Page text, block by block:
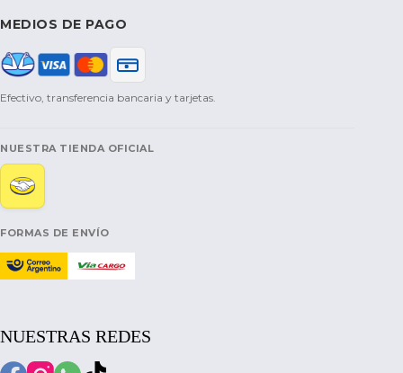
MEDIOS DE PAGO
Efectivo, transferencia bancaria y tarjetas.
NUESTRA TIENDA OFICIAL
FORMAS DE ENVÍO
NUESTRAS REDES